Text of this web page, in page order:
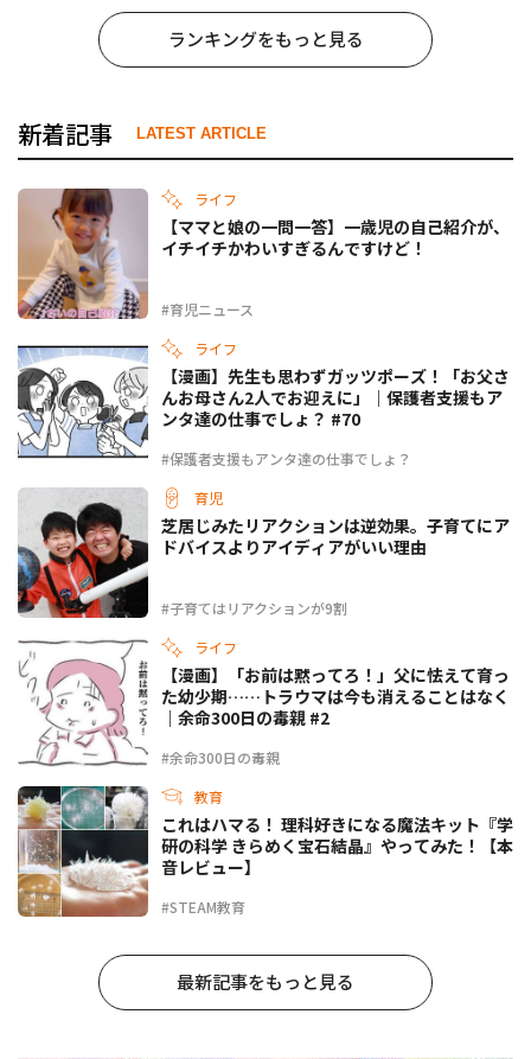
ランキングをもっと見る
新着記事 LATEST ARTICLE
ライフ
#育児ニュース
【ママと娘の一問一答】一歳児の自己紹介が、
イチイチかわいすぎるんですけど！
ライフ
#保護者支援もアンタ達の仕事でしょ？
【漫画】先生も思わずガッツポーズ！「お父さ
んお母さん2人でお迎えに」｜保護者支援もア
ンタ達の仕事でしょ？ #70
育児
#子育てはリアクションが9割
芝居じみたリアクションは逆効果。子育てにア
ドバイスよりアイディアがいい理由
ライフ
#余命300日の毒親
【漫画】「お前は黙ってろ！」父に怯えて育っ
た幼少期……トラウマは今も消えることはなく
｜余命300日の毒親 #2
教育
#STEAM教育
これはハマる！ 理科好きになる魔法キット『学
研の科学 きらめく宝石結晶』やってみた！【本
音レビュー】
最新記事をもっと見る